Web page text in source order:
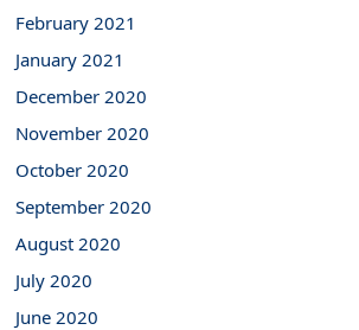
February 2021
January 2021
December 2020
November 2020
October 2020
September 2020
August 2020
July 2020
June 2020